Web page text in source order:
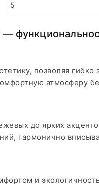
5
позволяя
атмосферу
до ярких
гармонично
и